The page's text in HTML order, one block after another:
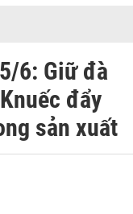
6: Giữ đà
đẩy
sản xuất